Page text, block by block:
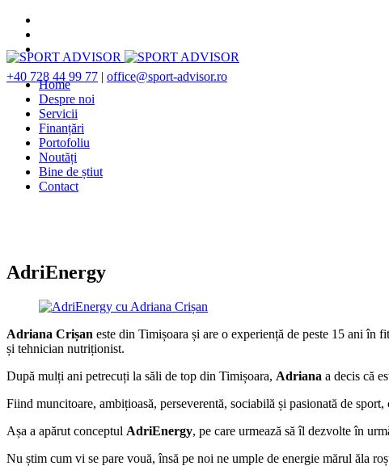
+40 728 44 99 77 | office@sport-advisor.ro
Home
Despre noi
Servicii
Finanțări
Portofoliu
Noutăți
Bine de știut
Contact
AdriEnergy
Adriana Crișan este din Timișoara și are o experiență de peste 15 ani în
și tehnician nutriționist.
După mulți ani petrecuți la săli de top din Timișoara, Adriana a decis că
Fiind muncitoare, ambițioasă, perseverentă, sociabilă și pasionată de
Așa a apărut conceptul AdriEnergy, pe care urmează să îl dezvolte în
Nu știm cum vi se pare vouă, însă pe noi ne umple de energie mărul ăla